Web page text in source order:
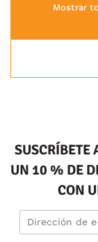
Mostrar
SUSCRÍBETE
UN 10 % DE
CON